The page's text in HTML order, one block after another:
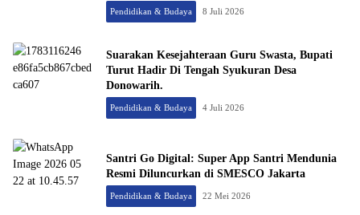
Pendidikan & Budaya 8 Juli 2026
Suarakan Kesejahteraan Guru Swasta, Bupati
Turut Hadir Di Tengah Syukuran Desa
Donowarih.
Pendidikan & Budaya 4 Juli 2026
Santri Go Digital: Super App Santri Mendunia
Resmi Diluncurkan di SMESCO Jakarta
Pendidikan & Budaya 22 Mei 2026